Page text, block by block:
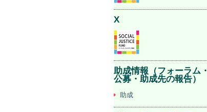
X
助成情報（フォーラム・
公募・助成先の報告）
助成